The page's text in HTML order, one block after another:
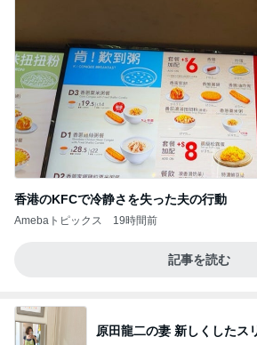
香港のKFCで冷静さを失った夫の行動
Amebaトピックス 19時間前
記事を読む
原田龍二の妻 新しくしたス